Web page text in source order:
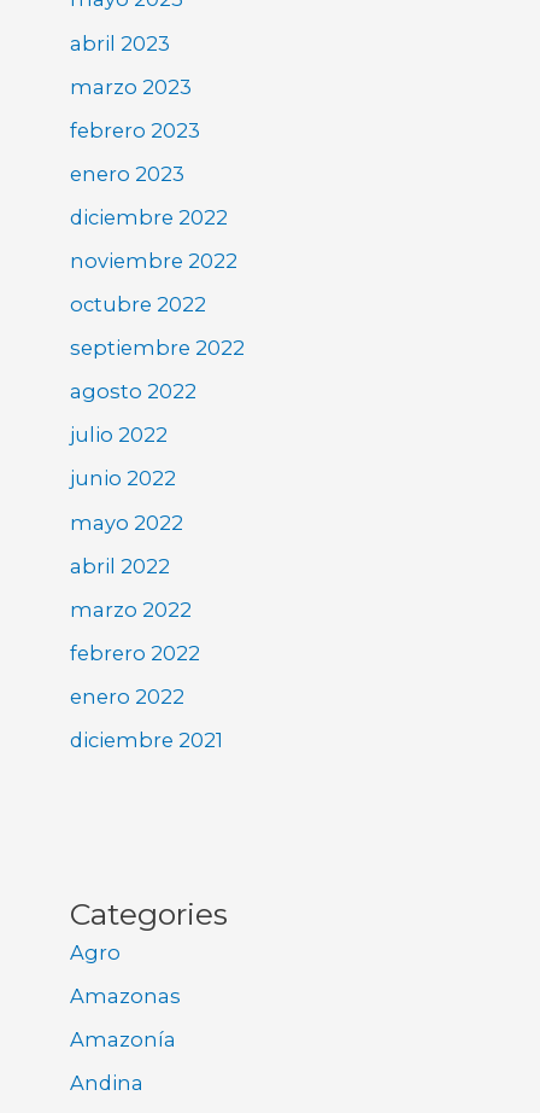
abril 2023
marzo 2023
febrero 2023
enero 2023
diciembre 2022
noviembre 2022
octubre 2022
septiembre 2022
agosto 2022
julio 2022
junio 2022
mayo 2022
abril 2022
marzo 2022
febrero 2022
enero 2022
diciembre 2021
Categories
Agro
Amazonas
Amazonía
Andina